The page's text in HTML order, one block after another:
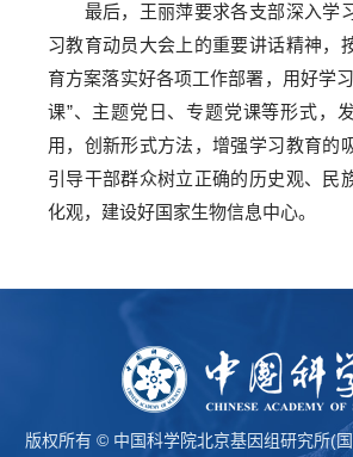
最后，王丽萍要求各支部深入学
习教育动员大会上的重要讲话精神，
育方案落实好各项工作部署，用好学
课”、主题党日、专题党课等形式，
用，创新形式方法，增强学习教育的
引导干部群众树立正确的历史观、民
化观，建设好国家生物信息中心。
版权所有 © 中国科学院北京基因组研究所(